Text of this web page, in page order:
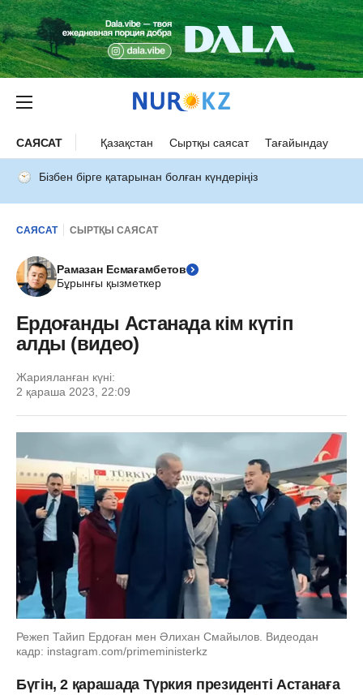
САЯСАТ Қазақстан Сыртқы саясат Тағайындау
Бізбен бірге қатарынан болған күндеріңіз
САЯСАТ СЫРТҚЫ САЯСАТ
Рамазан Есмағамбетов
Бұрынғы қызметкер
Ердоғанды Астанада кім күтіп
алды (видео)
Жарияланған күні:
2 қараша 2023, 22:09
Режеп Тайип Ердоған мен Әлихан Смайылов. Видеодан
кадр: instagram.com/primeministerkz
Бүгін, 2 қарашада Түркия президенті Астанаға